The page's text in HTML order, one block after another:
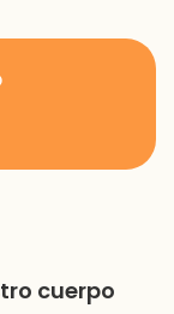
cuerpo